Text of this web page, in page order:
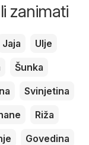
zanimati
Jaja
Ulje
Šunka
Svinjetina
Riža
Govedina